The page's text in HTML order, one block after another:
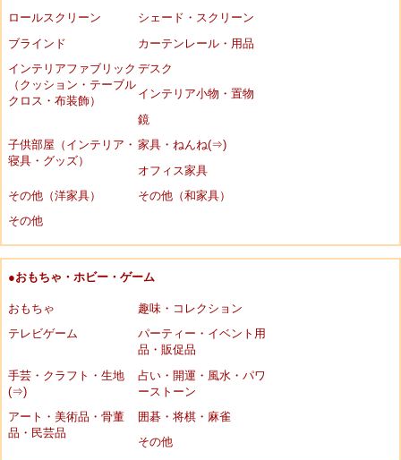
ロールスクリーン
シェード・スクリーン
ブラインド
カーテンレール・用品
インテリアファブリック
（クッション・テーブル
クロス・布装飾）
デスク
インテリア小物・置物
鏡
子供部屋（インテリア・
寝具・グッズ）
家具・ねんね(⇒)
オフィス家具
その他（洋家具）
その他（和家具）
その他
●おもちゃ・ホビー・ゲーム
おもちゃ
趣味・コレクション
テレビゲーム
パーティー・イベント用
品・販促品
手芸・クラフト・生地
(⇒)
占い・開運・風水・パワ
ーストーン
アート・美術品・骨董
品・民芸品
囲碁・将棋・麻雀
その他